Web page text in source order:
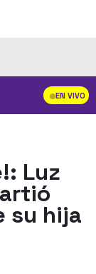
EN VIVO
Luz
su hija